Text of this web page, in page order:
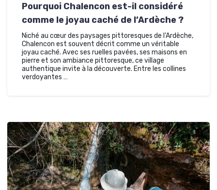
Pourquoi Chalencon est-il considéré
comme le joyau caché de l’Ardèche ?
Niché au cœur des paysages pittoresques de l’Ardèche,
Chalencon est souvent décrit comme un véritable
joyau caché. Avec ses ruelles pavées, ses maisons en
pierre et son ambiance pittoresque, ce village
authentique invite à la découverte. Entre les collines
verdoyantes …